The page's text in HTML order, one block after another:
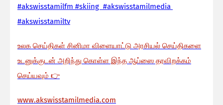
#akswisstamilfm #skiing #akswisstamilmedia
#akswisstamiltv
உலக செய்திகள் சினிமா விளையாட்டு அரசியல் செய்திகளை
உடனுக்குடன் அறிந்து கொள்ள இந்த ஆப்ஸை தரவிறக்கம்
செய்யவும் 👉
www.akswisstamilmedia.com